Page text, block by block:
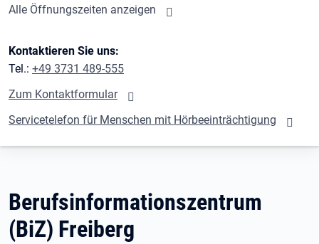
Alle Öffnungszeiten anzeigen
Kontaktieren Sie uns:
Tel.: +49 3731 489-555
Zum Kontaktformular
Servicetelefon für Menschen mit Hörbeeinträchtigung
Berufsinformationszentrum
(BiZ) Freiberg